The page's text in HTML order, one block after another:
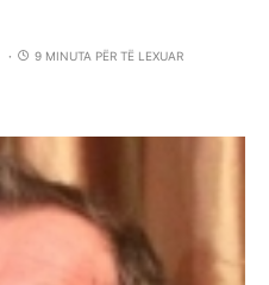
9 MINUTA PËR TË LEXUAR